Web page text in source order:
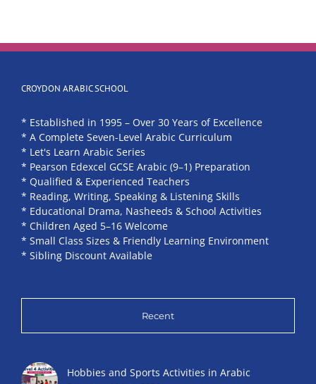
CROYDON ARABIC SCHOOL
* Established in 1995 – Over 30 Years of Excellence
* A Complete Seven-Level Arabic Curriculum
* Let's Learn Arabic Series
* Pearson Edexcel GCSE Arabic (9–1) Preparation
* Qualified & Experienced Teachers
* Reading, Writing, Speaking & Listening Skills
* Educational Drama, Nasheeds & School Activities
* Children Aged 5–16 Welcome
* Small Class Sizes & Friendly Learning Environment
* Sibling Discount Available
Recent
Hobbies and Sports Activities in Arabic